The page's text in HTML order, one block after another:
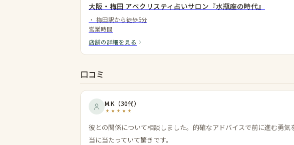
大阪・梅田 アベクリスティ占いサロン『水瓶座の時代』
・ 梅田駅から徒歩5分
営業時間
店舗の詳細を見る
口コミ
M.K （30代）
彼との関係について相談しました。的確なアドバイスで前に進む勇
当に当たっていて驚きです。